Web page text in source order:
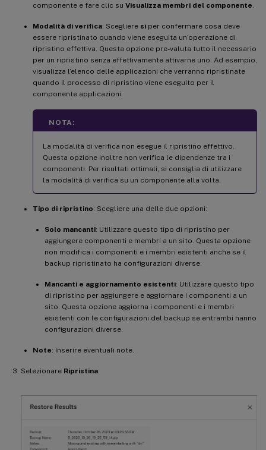
componente e fare clic su Visualizza membri del componente.
Modalità di verifica: Scegliere sì per confermare cosa deve
essere ripristinato quando viene eseguita un’operazione di
ripristino effettiva. Questa opzione pre-valuta tutto il necessario
per un ripristino senza effettivamente attivarne uno. Ad esempio,
visualizza l’elenco delle applicazioni che verranno ripristinate
quando il processo di ripristino viene eseguito per il
componente applicazioni.
NOTA:
La modalità di verifica non esegue il ripristino effettivo.
Questa opzione inoltre non verifica le dipendenze tra i
componenti. Per risultati ottimali, si consiglia di utilizzare
la modalità di verifica su un componente alla volta.
Tipo di ripristino: Scegliere una delle due opzioni:
Solo mancanti: Utilizzare questo tipo di ripristino per
aggiungere componenti e membri a un sito. Questa opzione
non modifica i componenti e i membri esistenti anche se il
backup ripristinato ha configurazioni diverse.
Mancanti e aggiornamento esistenti: Utilizzare questo tipo
di ripristino per aggiungere e aggiornare i componenti a un
sito. Questa opzione aggiorna i componenti e i membri
esistenti con le configurazioni del backup se entrambi hanno
configurazioni diverse.
Note: Inserire eventuali note.
Selezionare Ripristina.